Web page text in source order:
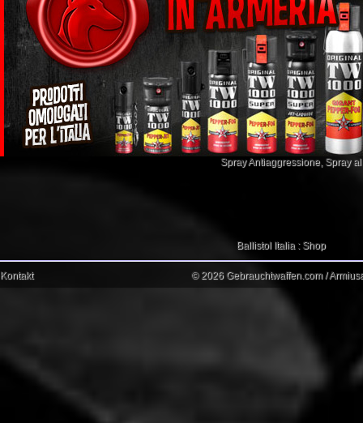
Spray Antiaggressione, Spray
Ballistol Italia : Shop
Kontakt © 2026 Gebrauchtwaffen.com /